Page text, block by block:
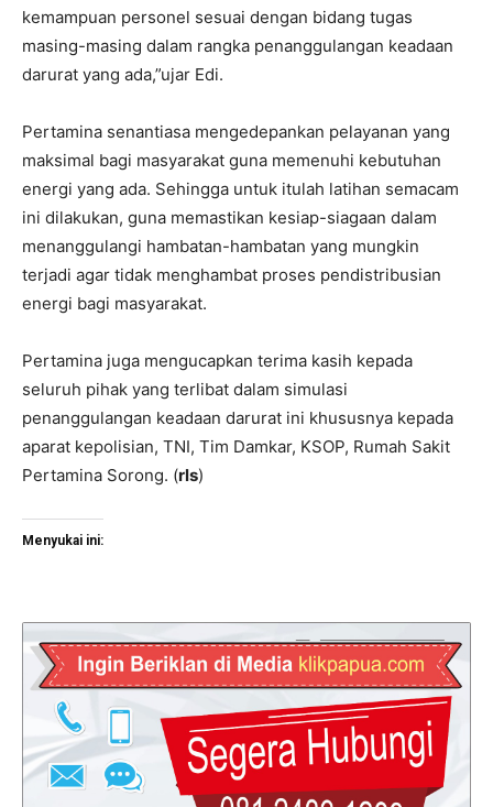
kemampuan personel sesuai dengan bidang tugas
masing-masing dalam rangka penanggulangan keadaan
darurat yang ada,”ujar Edi.
Pertamina senantiasa mengedepankan pelayanan yang
maksimal bagi masyarakat guna memenuhi kebutuhan
energi yang ada. Sehingga untuk itulah latihan semacam
ini dilakukan, guna memastikan kesiap-siagaan dalam
menanggulangi hambatan-hambatan yang mungkin
terjadi agar tidak menghambat proses pendistribusian
energi bagi masyarakat.
Pertamina juga mengucapkan terima kasih kepada
seluruh pihak yang terlibat dalam simulasi
penanggulangan keadaan darurat ini khususnya kepada
aparat kepolisian, TNI, Tim Damkar, KSOP, Rumah Sakit
Pertamina Sorong. (rls)
Menyukai ini: